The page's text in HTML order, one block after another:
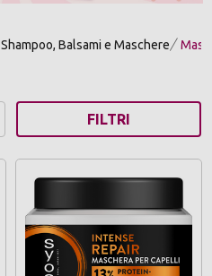
Shampoo, Balsami e Maschere
FILTRI